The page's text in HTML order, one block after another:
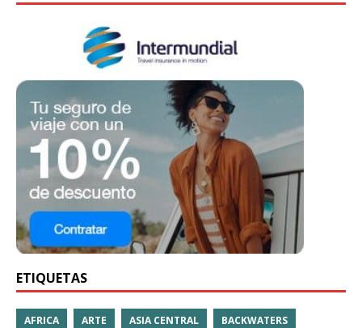
ETIQUETAS
AFRICA ARTE ASIA CENTRAL BACKWATERS